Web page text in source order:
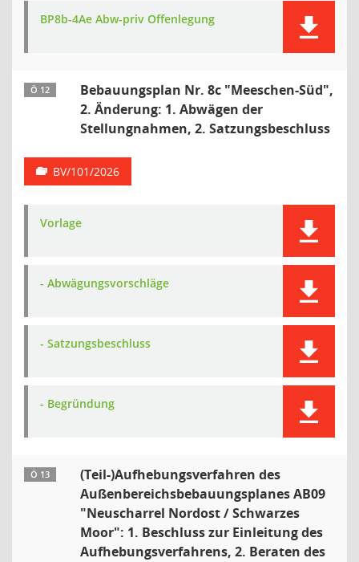
BP8b-4Ae Abw-priv Offenlegung
Ö 12
Bebauungsplan Nr. 8c "Meeschen-Süd",
2. Änderung: 1. Abwägen der
Stellungnahmen, 2. Satzungsbeschluss
BV/101/2026
Vorlage
- Abwägungsvorschläge
- Satzungsbeschluss
- Begründung
Ö 13
(Teil-)Aufhebungsverfahren des
Außenbereichsbebauungsplanes AB09
"Neuscharrel Nordost / Schwarzes
Moor": 1. Beschluss zur Einleitung des
Aufhebungsverfahrens, 2. Beraten des